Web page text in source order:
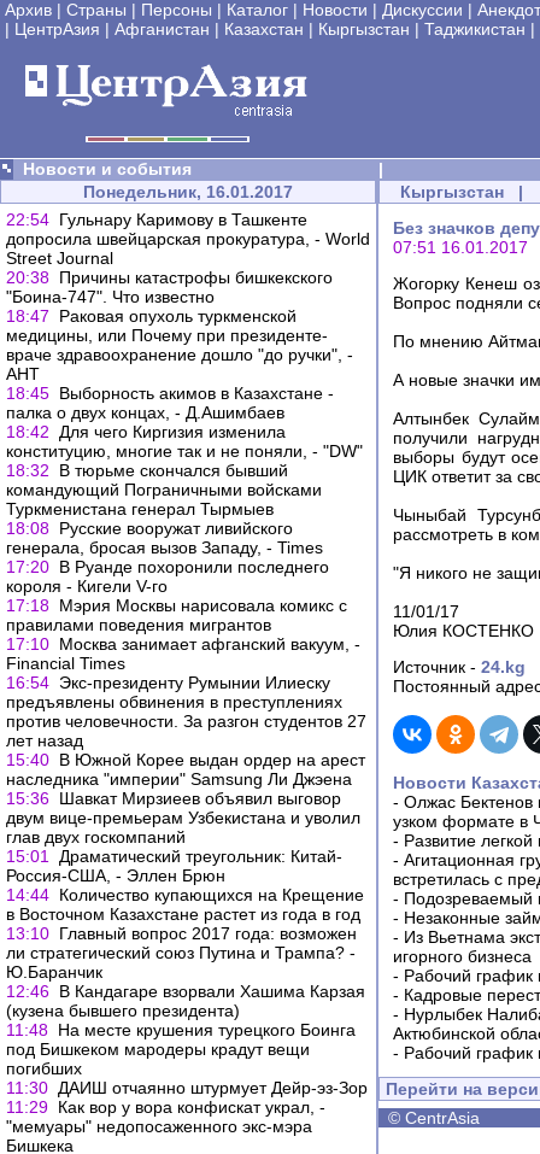
Архив | Страны | Персоны | Каталог | Новости | Дискуссии |
| ЦентрАзия | Афганистан | Казахстан | Кыргызстан | Таджикистан |
Новости и события
|
Понедельник, 16.01.2017
22:54 Гульнару Каримову в Ташкенте
допросила швейцарская прокуратура, - World
Street Journal
20:38 Причины катастрофы бишкекского
"Боина-747". Что известно
18:47
Раковая опухоль туркменской
медицины, или Почему при президенте-
враче здравоохранение дошло "до ручки", -
АНТ
18:45 Выборность акимов в Казахстане -
палка о двух концах, - Д.Ашимбаев
18:42
Для чего Киргизия изменила
конституцию, многие так и не поняли, - "DW"
18:32
В тюрьме скончался бывший
командующий Пограничными войсками
Туркменистана генерал Тырмыев
18:08 Русские вооружат ливийского
генерала, бросая вызов Западу, - Times
17:20 В Руанде похоронили последнего
короля - Кигели V-го
17:18 Мэрия Москвы нарисовала комикс с
правилами поведения мигрантов
17:10 Москва занимает афганский вакуум, -
Financial Times
16:54 Экс-президенту Румынии Илиеску
предъявлены обвинения в преступлениях
против человечности. За разгон студентов 27
лет назад
15:40 В Южной Корее выдан ордер на арест
наследника "империи" Samsung Ли Джэена
15:36 Шавкат Мирзиеев объявил выговор
двум вице-премьерам Узбекистана и уволил
глав двух госкомпаний
15:01
Драматический треугольник: Китай-
Россия-США, - Эллен Брюн
14:44 Количество купающихся на Крещение
в Восточном Казахстане растет из года в год
13:10 Главный вопрос 2017 года: возможен
ли стратегический союз Путина и Трампа? -
Ю.Баранчик
12:46 В Кандагаре взорвали Хашима Карзая
(кузена бывшего президента)
11:48 На месте крушения турецкого Боинга
под Бишкеком мародеры крадут вещи
погибших
11:30 ДАИШ отчаянно штурмует Дейр-эз-Зор
11:29 Как вор у вора конфискат украл, -
"мемуары" недопосаженного экс-мэра
Бишкека
Кыргызстан |
Без значков
07:51 16.01.2017
Жогорку Кенеш
Вопрос подняли
По мнению
А новые значки
Алтынбек
получили
выборы будут
ЦИК ответит за
Чыныбай
рассмотреть в
"Я никого не
11/01/17
Юлия КОСТЕНКО
Источник - 24.kg
Постоянный
Новости
- Олжас Бектенов
узком формате в
- Развитие
- Агитационная
встретилась с
- Подозреваемый
- Незаконные
- Из Вьетнама
игорного бизнеса
- Рабочий график
- Кадровые
- Нурлыбек
Актюбинской
- Рабочий график
Перейти на
© CentrAsia